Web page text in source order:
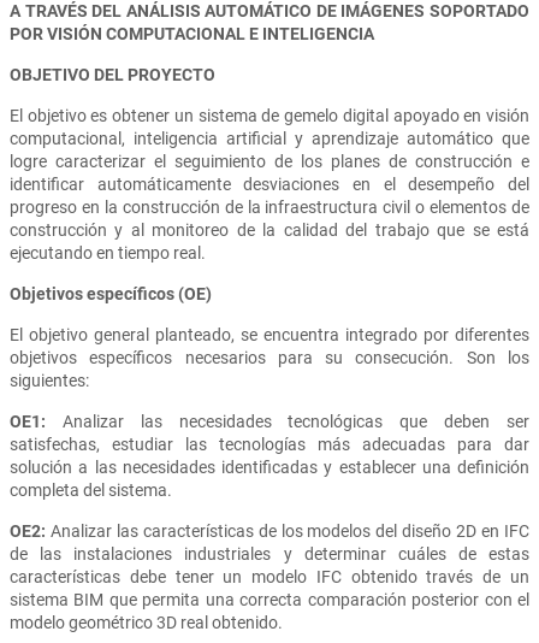
A TRAVÉS DEL ANÁLISIS AUTOMÁTICO DE IMÁGENES SOPORTADO
POR VISIÓN COMPUTACIONAL E INTELIGENCIA
OBJETIVO DEL PROYECTO
El objetivo es obtener un sistema de gemelo digital apoyado en visión
computacional, inteligencia artificial y aprendizaje automático que
logre caracterizar el seguimiento de los planes de construcción e
identificar automáticamente desviaciones en el desempeño del
progreso en la construcción de la infraestructura civil o elementos de
construcción y al monitoreo de la calidad del trabajo que se está
ejecutando en tiempo real.
Objetivos específicos (OE)
El objetivo general planteado, se encuentra integrado por diferentes
objetivos específicos necesarios para su consecución. Son los
siguientes:
OE1: Analizar las necesidades tecnológicas que deben ser
satisfechas, estudiar las tecnologías más adecuadas para dar
solución a las necesidades identificadas y establecer una definición
completa del sistema.
OE2: Analizar las características de los modelos del diseño 2D en IFC
de las instalaciones industriales y determinar cuáles de estas
características debe tener un modelo IFC obtenido través de un
sistema BIM que permita una correcta comparación posterior con el
modelo geométrico 3D real obtenido.